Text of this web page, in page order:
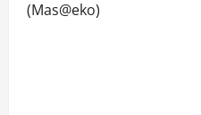
(Mas@eko)